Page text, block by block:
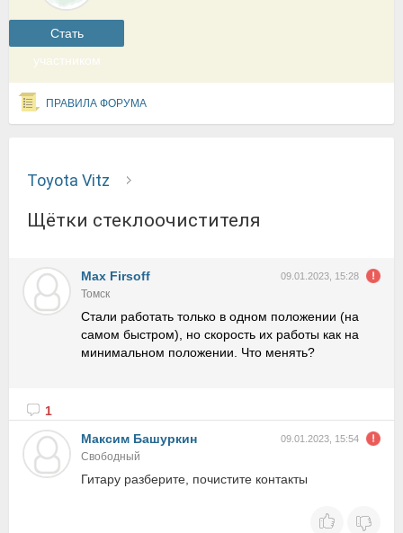
Cтать
участником
ПРАВИЛА ФОРУМА
Toyota Vitz
Щётки стеклоочистителя
Max Firsoff 09.01.2023, 15:28
Томск
Стали работать только в одном положении (на
самом быстром), но скорость их работы как на
минимальном положении. Что менять?
1
Максим Башуркин
09.01.2023, 15:54
Свободный
Гитару разберите, почистите контакты